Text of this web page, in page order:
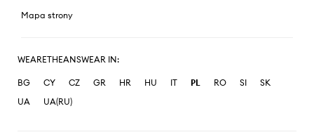
Mapa strony
WEARETHEANSWEAR IN:
BG CY CZ GR HR HU IT PL RO SI
SK
UA
UA(RU)